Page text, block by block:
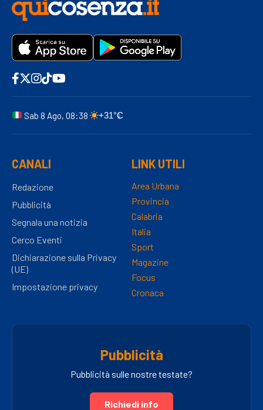
Sab 8 Ago, 08:38 +31°C
CANALI
Redazione
Pubblicità
Segnala una notizia
Cerco Eventi
Dichiarazione sulla Privacy
(UE)
Impostazione privacy
LINK UTILI
Area Urbana
Provincia
Calabria
Italia
Sport
Magazine
Focus
Cronaca
Pubblicità
Pubblicità sulle nostre testate?
Richiedi info